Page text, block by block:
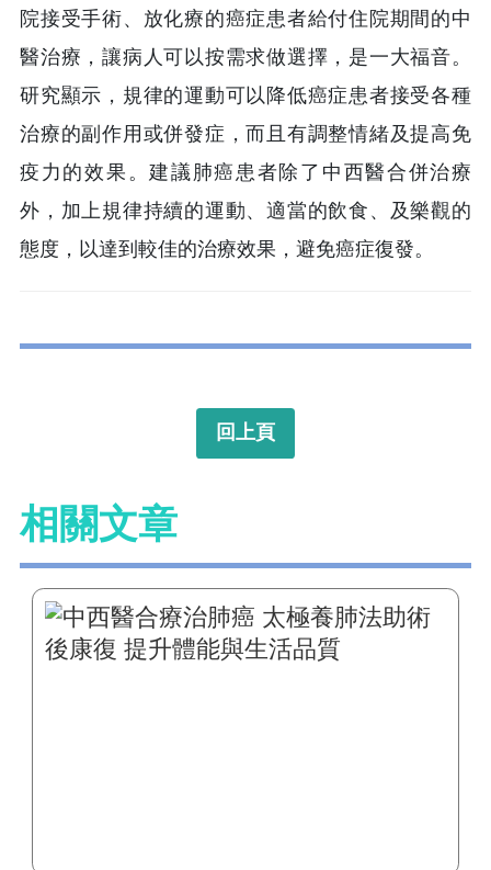
院接受手術、放化療的癌症患者給付住院期間的中
醫治療，讓病人可以按需求做選擇，是一大福音。
研究顯示，規律的運動可以降低癌症患者接受各種
治療的副作用或併發症，而且有調整情緒及提高免
疫力的效果。建議肺癌患者除了中西醫合併治療
外，加上規律持續的運動、適當的飲食、及樂觀的
態度，以達到較佳的治療效果，避免癌症復發。
回上頁
相關文章